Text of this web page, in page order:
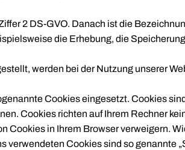
2 DS-GVO. Danach ist die
die Erhebung, die
werden bei der Nutzung unserer
Cookies eingesetzt. Cookies
Cookies richten auf Ihrem Rechner
Cookies in Ihrem Browser verweigern.
Cookies sind so genannte